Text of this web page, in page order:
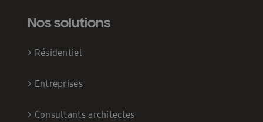
Nos solutions
> Résidentiel
> Entreprises
> Consultants architectes